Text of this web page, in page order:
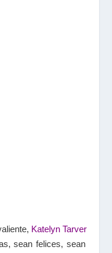
Katelyn Tarver
sean felices, sean